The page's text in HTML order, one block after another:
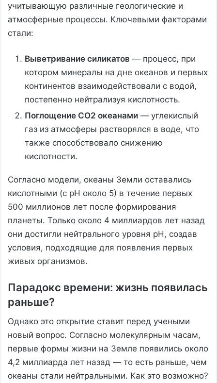
учитывающую различные геологические и
атмосферные процессы. Ключевыми факторами
стали:
Выветривание силикатов — процесс, при
котором минералы на дне океанов и первых
континентов взаимодействовали с водой,
постепенно нейтрализуя кислотность.
Поглощение CO2 океанами — углекислый
газ из атмосферы растворялся в воде, что
также способствовало снижению
кислотности.
Согласно модели, океаны Земли оставались
кислотными (с pH около 5) в течение первых
500 миллионов лет после формирования
планеты. Только около 4 миллиардов лет назад
они достигли нейтрального уровня pH, создав
условия, подходящие для появления первых
живых организмов.
Парадокс времени: жизнь появилась
раньше?
Однако это открытие ставит перед учеными
новый вопрос. Согласно молекулярным часам,
первые формы жизни на Земле появились около
4,2 миллиарда лет назад — то есть раньше, чем
океаны стали нейтральными. Как это возможно?